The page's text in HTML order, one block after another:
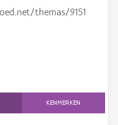
themas/9151
KENMERKEN